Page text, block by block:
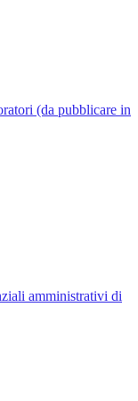
(da pubblicare in
amministrativi di